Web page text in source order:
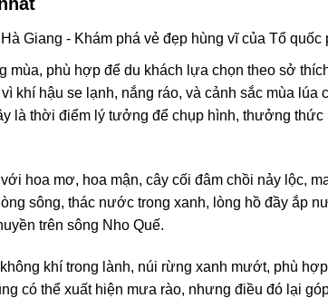
mùa, phù hợp để du khách lựa chọn theo sở
khí hậu se lạnh, nắng ráo, và cảnh sắc mùa lúa
là thời điểm lý tưởng để chụp hình, thưởng thức
hoa mơ, hoa mận, cây cối đâm chồi nảy lộc,
sông, thác nước trong xanh, lòng hồ đầy ắp
trên sông Nho Quế.
khí trong lành, núi rừng xanh mướt, phù
có thể xuất hiện mưa rào, nhưng điều đó lại